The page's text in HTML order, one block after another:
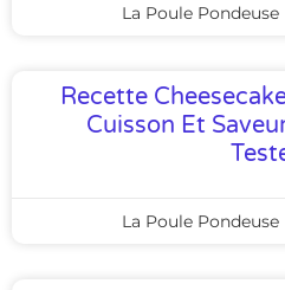
La Poule Pondeuse
Recette
Cuisson Et
La Poule Pondeuse